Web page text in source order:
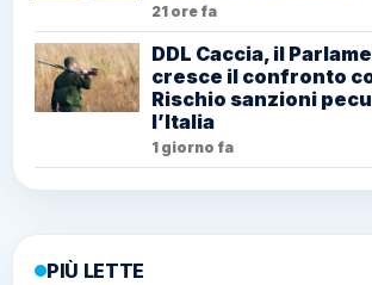
21 ore fa
DDL Caccia, il
cresce il confronto
Rischio sanzioni
l’Italia
1 giorno fa
PIÙ LETTE